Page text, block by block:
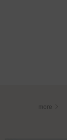
more